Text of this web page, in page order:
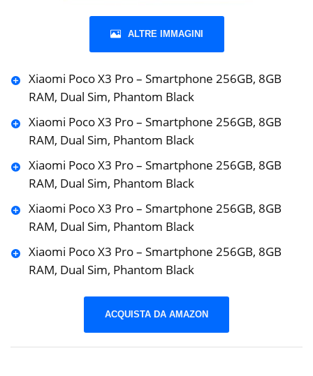
ALTRE IMMAGINI
Xiaomi Poco X3 Pro – Smartphone 256GB, 8GB
RAM, Dual Sim, Phantom Black
Xiaomi Poco X3 Pro – Smartphone 256GB, 8GB
RAM, Dual Sim, Phantom Black
Xiaomi Poco X3 Pro – Smartphone 256GB, 8GB
RAM, Dual Sim, Phantom Black
Xiaomi Poco X3 Pro – Smartphone 256GB, 8GB
RAM, Dual Sim, Phantom Black
Xiaomi Poco X3 Pro – Smartphone 256GB, 8GB
RAM, Dual Sim, Phantom Black
ACQUISTA DA AMAZON